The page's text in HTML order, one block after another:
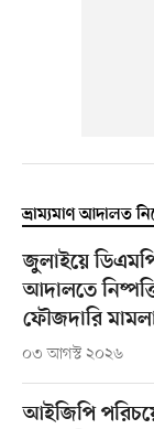
ভ্রাম্যমাণ আদালত
জুলাইয়ে
আদালতে
ফৌজদারি
০৩ আগস্ট ২০২৬
আইজিপি